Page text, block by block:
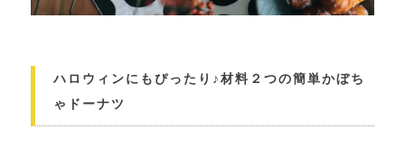
ハロウィンにもぴったり♪材料２つの簡単かぼち
ゃドーナツ